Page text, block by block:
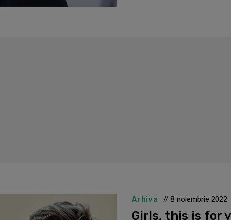
Arhiva // 8 noiembrie 2022
Girls, this is for